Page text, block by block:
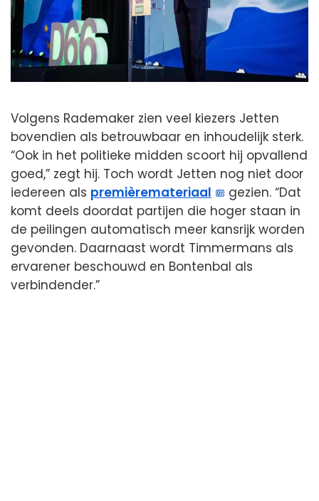
Volgens Rademaker zien veel kiezers Jetten
bovendien als betrouwbaar en inhoudelijk sterk.
“Ook in het politieke midden scoort hij opvallend
goed,” zegt hij. Toch wordt Jetten nog niet door
iedereen als premièremateriaal
gezien. “Dat
komt deels doordat partijen die hoger staan in
de peilingen automatisch meer kansrijk worden
gevonden. Daarnaast wordt Timmermans als
ervarener beschouwd en Bontenbal als
verbindender.”